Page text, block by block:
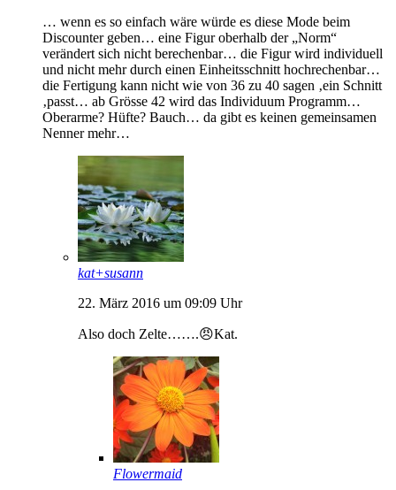
… wenn es so einfach wäre würde es diese Mode beim
Discounter geben… eine Figur oberhalb der „Norm“
verändert sich nicht berechenbar… die Figur wird individuell
und nicht mehr durch einen Einheitsschnitt hochrechenbar…
die Fertigung kann nicht wie von 36 zu 40 sagen ‚ein Schnitt
‚passt… ab Grösse 42 wird das Individuum Programm…
Oberarme? Hüfte? Bauch… da gibt es keinen gemeinsamen
Nenner mehr…
kat+susann
22. März 2016 um 09:09 Uhr
Also doch Zelte…….😠Kat.
Flowermaid